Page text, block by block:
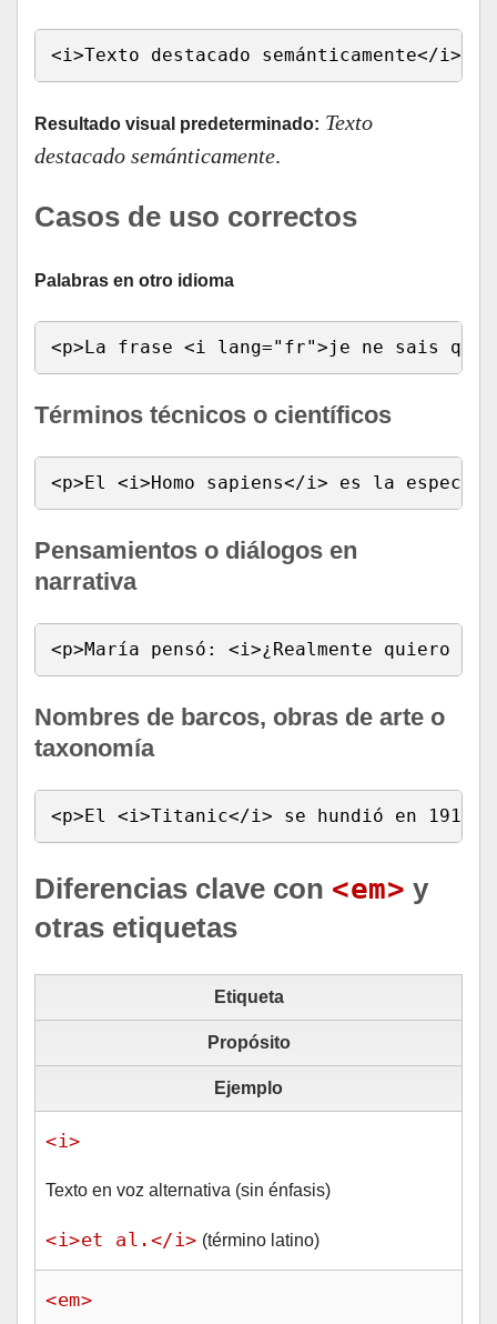
<i>Texto destacado semánticamente</i>
Resultado visual predeterminado: Texto
destacado semánticamente.
Casos de uso correctos
Palabras en otro idioma
<p>La frase <i lang="fr">je ne sais
Términos técnicos o científicos
<p>El <i>Homo sapiens</i> es la especie
Pensamientos o diálogos en
narrativa
<p>María pensó: <i>¿Realmente quiero
Nombres de barcos, obras de arte o
taxonomía
<p>El <i>Titanic</i> se hundió en
Diferencias clave con <em> y
otras etiquetas
Etiqueta
Propósito
Ejemplo
<i>
Texto en voz alternativa (sin énfasis)
<i>et al.</i> (término latino)
<em>